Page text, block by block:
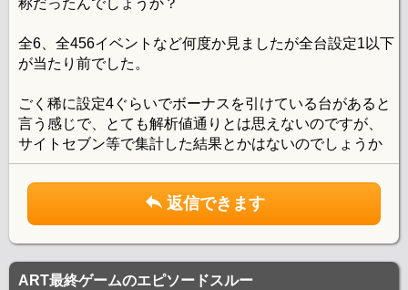
称だったんでしょうか？
全6、全456イベントなど何度か見ましたが全台設定1以下
が当たり前でした。
ごく稀に設定4ぐらいでボーナスを引けている台があると
言う感じで、とても解析値通りとは思えないのですが、
サイトセブン等で集計した結果とかはないのでしょうか
返信できます
ART最終ゲームのエピソードスルー